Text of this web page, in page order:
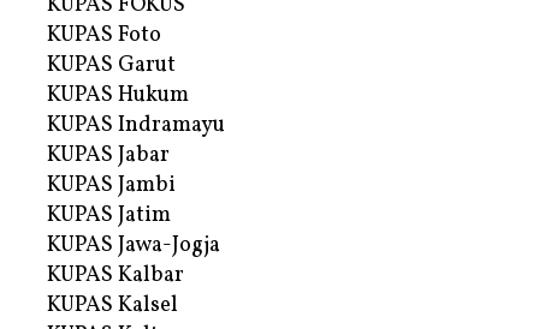
KUPAS Foto
KUPAS Garut
KUPAS Hukum
KUPAS Indramayu
KUPAS Jabar
KUPAS Jambi
KUPAS Jatim
KUPAS Jawa-Jogja
KUPAS Kalbar
KUPAS Kalsel